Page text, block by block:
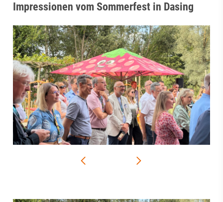
Impressionen vom Sommerfest in Dasing